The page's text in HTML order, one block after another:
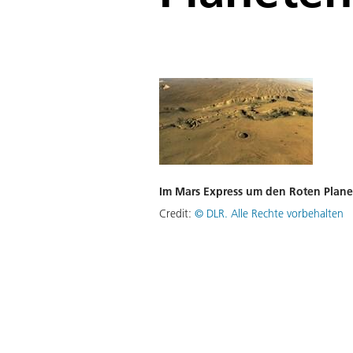
Im Mars Express um den Roten
Credit: © DLR. Alle Rechte vorbehalten